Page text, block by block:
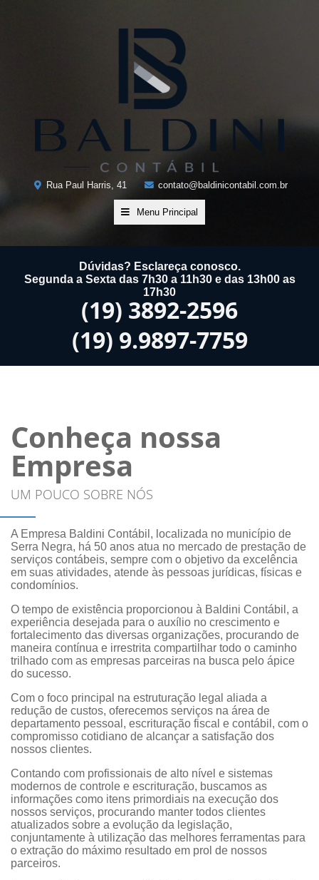
Rua Paul Harris, 41 contato@baldinicontabil.com.br
Menu Principal
Dúvidas? Esclareça conosco.
Segunda a Sexta das 7h30 a 11h30 e das 13h00 as
17h30
(19) 3892-2596
(19) 9.9897-7759
Conheça nossa
Empresa
UM POUCO SOBRE NÓS
A Empresa Baldini Contábil, localizada no município de
Serra Negra, há 50 anos atua no mercado de prestação de
serviços contábeis, sempre com o objetivo da excelência
em suas atividades, atende às pessoas jurídicas, físicas e
condomínios.
O tempo de existência proporcionou à Baldini Contábil, a
experiência desejada para o auxílio no crescimento e
fortalecimento das diversas organizações, procurando de
maneira contínua e irrestrita compartilhar todo o caminho
trilhado com as empresas parceiras na busca pelo ápice
do sucesso.
Com o foco principal na estruturação legal aliada a
redução de custos, oferecemos serviços na área de
departamento pessoal, escrituração fiscal e contábil, com o
compromisso cotidiano de alcançar a satisfação dos
nossos clientes.
Contando com profissionais de alto nível e sistemas
modernos de controle e escrituração, buscamos as
informações como itens primordiais na execução dos
nossos serviços, procurando manter todos clientes
atualizados sobre a evolução da legislação,
conjuntamente à utilização das melhores ferramentas para
o extração do máximo resultado em prol de nossos
parceiros.